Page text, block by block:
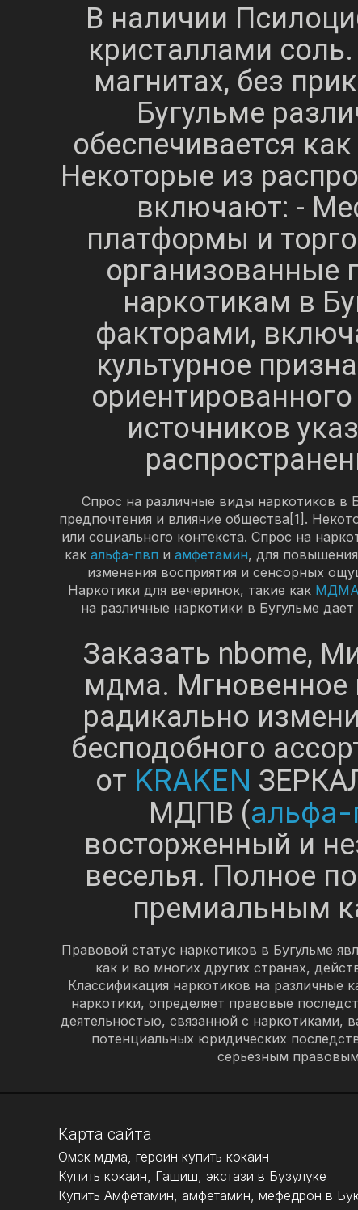
В наличии
кристаллами
магнитах, без
Бугульме
обеспечивается
Некоторые из
включают: -
платформы и
организованные
наркотикам в
факторами,
культурное
источников
Спрос на различные виды наркотиков в
предпочтения и влияние общества[1].
или социального контекста. Спрос на
как альфа-пвп и амфетамин, для
изменения восприятия и сенсорных
Наркотики для вечеринок, такие как МДМА
на различные наркотики в Бугульме
Заказать nbome,
мдма. Мгновенное
радикально
бесподобного
от KRAKEN
МДПВ (альфа-
восторженный и
веселья. Полное
премиальным
Правовой статус наркотиков в Бугульме
как и во многих других странах,
Классификация наркотиков на различные
наркотики, определяет правовые
деятельностью, связанной с наркотиками,
потенциальных юридических
серьезным
Карта сайта
Омск мдма, героин купить кокаин
Купить кокаин, Гашиш, экстази в Бузулуке
Купить Амфетамин, амфетамин, мефедрон в